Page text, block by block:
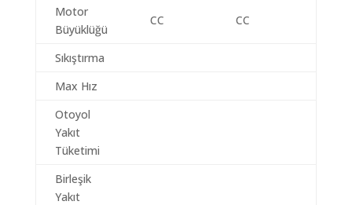
Motor
Büyüklüğü
CC CC
Sıkıştırma
Max Hız
Otoyol
Yakıt
Tüketimi
Birleşik
Yakıt